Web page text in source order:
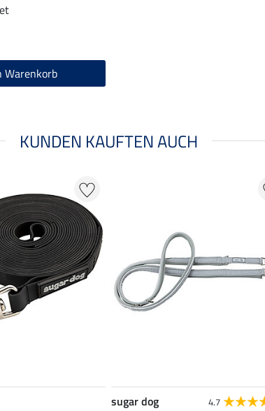
Warenkorb
KUNDEN KAUFTEN AUCH
sugar dog 4.7